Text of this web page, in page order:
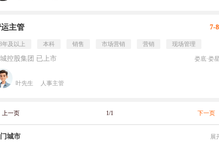
主管 7-
年及以上 本科 销售 市场营销 营销 现场管理
控股集团 已上市 娄底·娄
叶先生 人事主管
上一页 1/1 下一页
城市 展